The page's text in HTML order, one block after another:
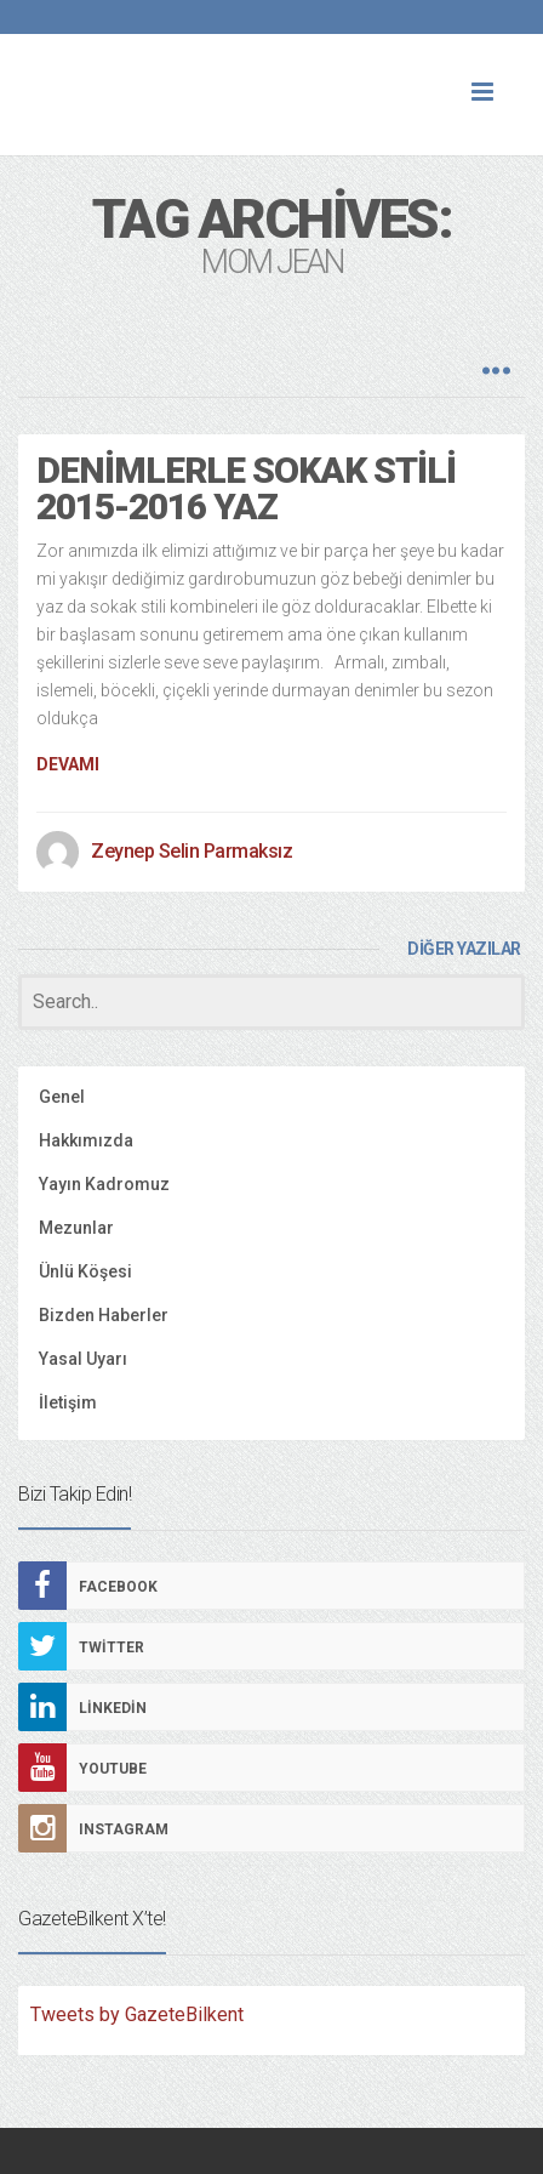
TAG ARCHIVES:
MOM JEAN
DENIMLERLE SOKAK STILI
2015-2016 YAZ
Zor anımızda ilk elimizi attığımız ve bir parça her şeye bu kadar
mi yakışır dediğimiz gardırobumuzun göz bebeği denimler bu
yaz da sokak stili kombineleri ile göz dolduracaklar. Elbette ki
bir başlasam sonunu getiremem ama öne çıkan kullanım
şekillerini sizlerle seve seve paylaşırım. Armalı, zımbalı,
islemeli, böcekli, çiçekli yerinde durmayan denimler bu sezon
oldukça
DEVAMI
Zeynep Selin Parmaksız
DİĞER YAZILAR
Genel
Hakkımızda
Yayın Kadromuz
Mezunlar
Ünlü Köşesi
Bizden Haberler
Yasal Uyarı
İletişim
Bizi Takip Edin!
FACEBOOK
TWITTER
LINKEDIN
YOUTUBE
INSTAGRAM
GazeteBilkent X’te!
Tweets by GazeteBilkent